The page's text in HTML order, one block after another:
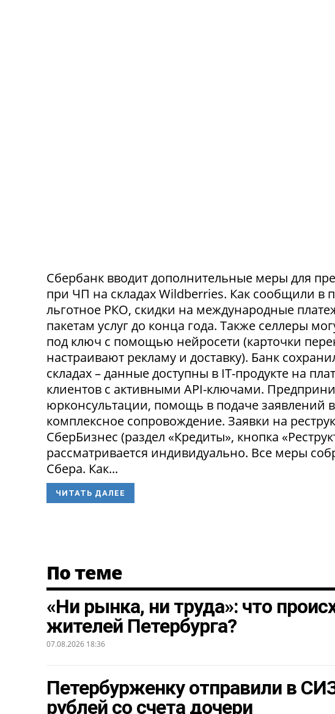
Сбербанк вводит дополнительные меры для
при ЧП на складах Wildberries. Как сообщили в
льготное РКО, скидки на международные
пакетам услуг до конца года. Также селлеры
под ключ с помощью нейросети (карточки
настраивают рекламу и доставку). Банк
складах – данные доступны в IT-продукте на
клиентов с активными API-ключами.
юрконсультации, помощь в подаче заявлений
комплексное сопровождение. Заявки на
СберБизнес (раздел «Кредиты», кнопка
рассматривается индивидуально. Все меры
Сбера. Как...
ЧИТАТЬ ДАЛЕЕ
По теме
«Ни рынка, ни труда»: что
жителей Петербурга?
07.08.2026 18:36
Петербурженку отправили в
рублей со счета дочери